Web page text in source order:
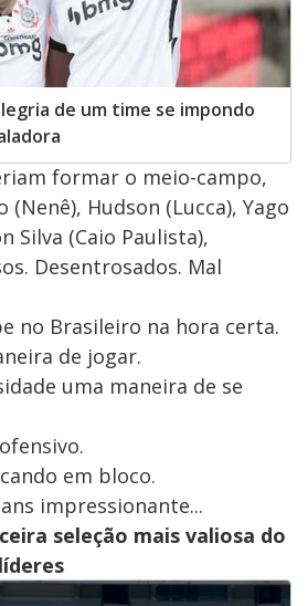
de um time se impondo
formar o meio-campo,
(Nenê), Hudson (Lucca), Yago
Silva (Caio Paulista),
Desentrosados. Mal
no Brasileiro na hora certa.
de jogar.
uma maneira de se
em bloco.
impressionante...
seleção mais valiosa do